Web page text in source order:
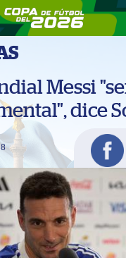
Messi
dice